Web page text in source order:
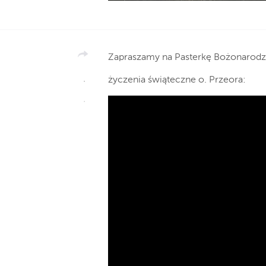
Zapraszamy na Pasterkę
życzenia świąteczne o. Przeora: